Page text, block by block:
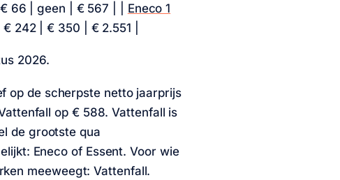
€ 66 | geen | € 567
Eneco 1
€ 242|€ 350 € 2.551
2026.
op de scherpste netto jaarprijs
op € 588. Vattenfall is
de grootste qua
Eneco of Essent. Voor wie
meeweegt: Vattenfall.